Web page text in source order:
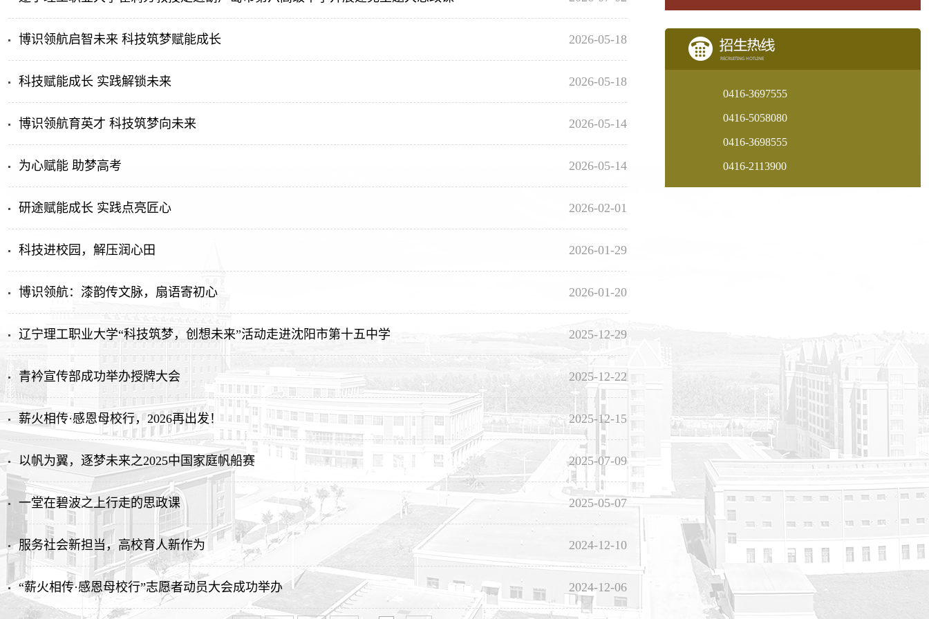
2026-05-18
博识领航启智未来 科技筑梦赋能成长
2026-05-18
科技赋能成长 实践解锁未来
2026-05-14
博识领航育英才 科技筑梦向未来
2026-05-14
为心赋能 助梦高考
2026-02-01
研途赋能成长 实践点亮匠心
2026-01-29
科技进校园，解压润心田
2026-01-20
博识领航：漆韵传文脉，扇语寄初心
2025-12-29
辽宁理工职业大学“科技筑梦，创想未来”活动走进沈阳市第十五中学
2025-12-22
青衿宣传部成功举办授牌大会
2025-12-15
薪火相传·感恩母校行，2026再出发！
2025-07-09
以帆为翼，逐梦未来之2025中国家庭帆船赛
2025-05-07
一堂在碧波之上行走的思政课
2024-12-10
服务社会新担当，高校育人新作为
2024-12-06
“薪火相传·感恩母校行”志愿者动员大会成功举办
0416-3697555
0416-5058080
0416-3698555
0416-2113900